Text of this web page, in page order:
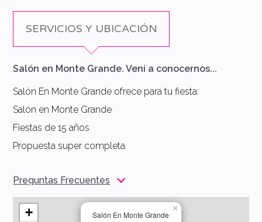
SERVICIOS Y UBICACIÓN
Salón en Monte Grande. Vení a conocernos...
Salón En Monte Grande ofrece para tu fiesta:
Salón en Monte Grande
Fiestas de 15 años
Propuesta super completa
Preguntas Frecuentes
Salón En Monte Grande
×
+